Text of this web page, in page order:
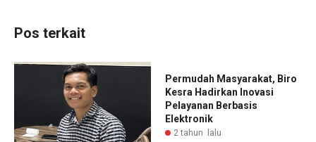
Pos terkait
Permudah Masyarakat, Biro
Kesra Hadirkan Inovasi
Pelayanan Berbasis
Elektronik
2 tahun lalu